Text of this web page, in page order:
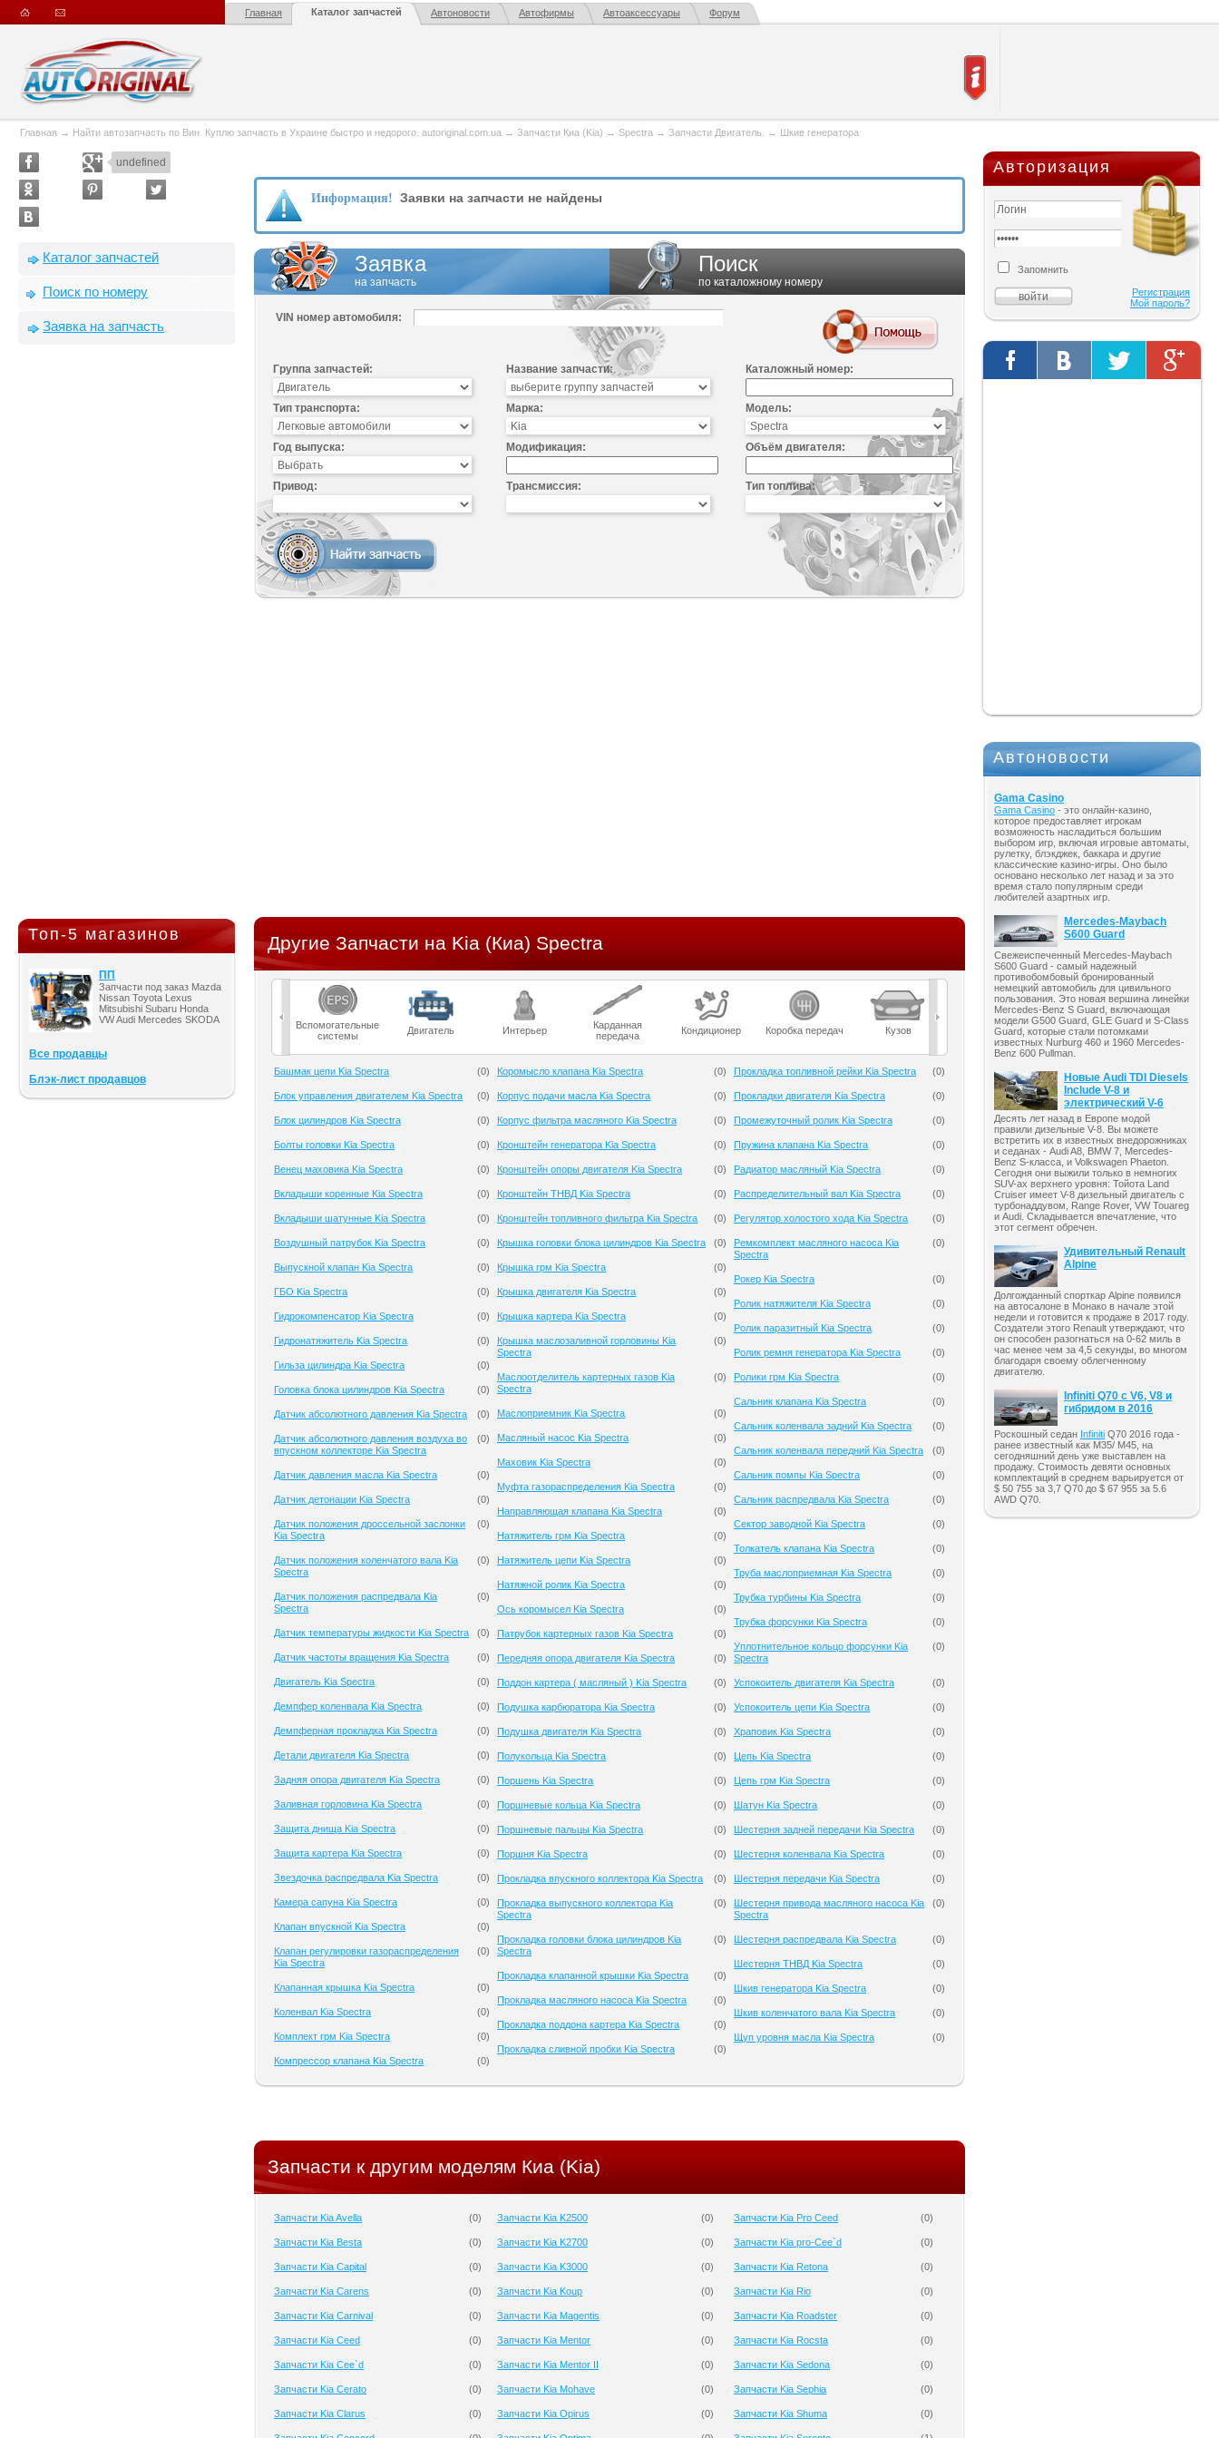
Главная Каталог запчастей Автоновости Автофирмы Автоаксессуары Форум
Главная → Найти автозапчасть по Вин. Куплю запчасть в Украине быстро и недорого. autoriginal.com.ua → Запчасти Киа (Kia) → Spectra → Запчасти Двигатель. → Шкив генератора
undefined
Каталог запчастей
Поиск по номеру
Заявка на запчасть
Топ-5 магазинов
ПП
Запчасти под заказ Mazda
Nissan Toyota Lexus
Mitsubishi Subaru Honda
VW Audi Mercedes SKODA
Все продавцы
Блэк-лист продавцов
Информация! Заявки на запчасти не найдены
Заявка
на запчасть
Поиск
по каталожному номеру
VIN номер автомобиля:
Группа запчастей: Название запчасти: Каталожный номер:
Тип транспорта: Марка: Модель:
Год выпуска: Модификация: Объём двигателя:
Привод: Трансмиссия: Тип топлива:
Другие Запчасти на Kia (Киа) Spectra
Вспомогательные
системы
Двигатель Интерьер
Карданная
передача
Кондиционер Коробка передач Кузов Масла Мост
Башмак цепи Kia Spectra (0)
Блок управления двигателем Kia Spectra (0)
Блок цилиндров Kia Spectra (0)
Болты головки Kia Spectra (0)
Венец маховика Kia Spectra (0)
Вкладыши коренные Kia Spectra (0)
Вкладыши шатунные Kia Spectra (0)
Воздушный патрубок Kia Spectra (0)
Выпускной клапан Kia Spectra (0)
ГБО Kia Spectra (0)
Гидрокомпенсатор Kia Spectra (0)
Гидронатяжитель Kia Spectra (0)
Гильза цилиндра Kia Spectra (0)
Головка блока цилиндров Kia Spectra (0)
Датчик абсолютного давления Kia Spectra (0)
Датчик абсолютного давления воздуха во
впускном коллекторе Kia Spectra
(0)
Датчик давления масла Kia Spectra (0)
Датчик детонации Kia Spectra (0)
Датчик положения дроссельной заслонки
Kia Spectra
(0)
Датчик положения коленчатого вала Kia
Spectra
(0)
Датчик положения распредвала Kia
Spectra
(0)
Датчик температуры жидкости Kia Spectra (0)
Датчик частоты вращения Kia Spectra (0)
Двигатель Kia Spectra (0)
Демпфер коленвала Kia Spectra (0)
Демпферная прокладка Kia Spectra (0)
Детали двигателя Kia Spectra (0)
Задняя опора двигателя Kia Spectra (0)
Заливная горловина Kia Spectra (0)
Защита днища Kia Spectra (0)
Защита картера Kia Spectra (0)
Звездочка распредвала Kia Spectra (0)
Камера сапуна Kia Spectra (0)
Клапан впускной Kia Spectra (0)
Клапан регулировки газораспределения
Kia Spectra
(0)
Клапанная крышка Kia Spectra (0)
Коленвал Kia Spectra (0)
Комплект грм Kia Spectra (0)
Компрессор клапана Kia Spectra (0)
Коромысло клапана Kia Spectra (0)
Корпус подачи масла Kia Spectra (0)
Корпус фильтра масляного Kia Spectra (0)
Кронштейн генератора Kia Spectra (0)
Кронштейн опоры двигателя Kia Spectra (0)
Кронштейн ТНВД Kia Spectra (0)
Кронштейн топливного фильтра Kia Spectra (0)
Крышка головки блока цилиндров Kia Spectra (0)
Крышка грм Kia Spectra (0)
Крышка двигателя Kia Spectra (0)
Крышка картера Kia Spectra (0)
Крышка маслозаливной горловины Kia
Spectra
(0)
Маслоотделитель картерных газов Kia
Spectra
(0)
Маслоприемник Kia Spectra (0)
Масляный насос Kia Spectra (0)
Маховик Kia Spectra (0)
Муфта газораспределения Kia Spectra (0)
Направляющая клапана Kia Spectra (0)
Натяжитель грм Kia Spectra (0)
Натяжитель цепи Kia Spectra (0)
Натяжной ролик Kia Spectra (0)
Ось коромысел Kia Spectra (0)
Патрубок картерных газов Kia Spectra (0)
Передняя опора двигателя Kia Spectra (0)
Поддон картера ( масляный ) Kia Spectra (0)
Подушка карбюратора Kia Spectra (0)
Подушка двигателя Kia Spectra (0)
Полукольца Kia Spectra (0)
Поршень Kia Spectra (0)
Поршневые кольца Kia Spectra (0)
Поршневые пальцы Kia Spectra (0)
Поршня Kia Spectra (0)
Прокладка впускного коллектора Kia Spectra (0)
Прокладка выпускного коллектора Kia
Spectra
(0)
Прокладка головки блока цилиндров Kia
Spectra
(0)
Прокладка клапанной крышки Kia Spectra (0)
Прокладка масляного насоса Kia Spectra (0)
Прокладка поддона картера Kia Spectra (0)
Прокладка сливной пробки Kia Spectra (0)
Прокладка топливной рейки Kia Spectra (0)
Прокладки двигателя Kia Spectra (0)
Промежуточный ролик Kia Spectra (0)
Пружина клапана Kia Spectra (0)
Радиатор масляный Kia Spectra (0)
Распределительный вал Kia Spectra (0)
Регулятор холостого хода Kia Spectra (0)
Ремкомплект масляного насоса Kia
Spectra
(0)
Рокер Kia Spectra (0)
Ролик натяжителя Kia Spectra (0)
Ролик паразитный Kia Spectra (0)
Ролик ремня генератора Kia Spectra (0)
Ролики грм Kia Spectra (0)
Сальник клапана Kia Spectra (0)
Сальник коленвала задний Kia Spectra (0)
Сальник коленвала передний Kia Spectra (0)
Сальник помпы Kia Spectra (0)
Сальник распредвала Kia Spectra (0)
Сектор заводной Kia Spectra (0)
Толкатель клапана Kia Spectra (0)
Труба маслоприемная Kia Spectra (0)
Трубка турбины Kia Spectra (0)
Трубка форсунки Kia Spectra (0)
Уплотнительное кольцо форсунки Kia
Spectra
(0)
Успокоитель двигателя Kia Spectra (0)
Успокоитель цепи Kia Spectra (0)
Храповик Kia Spectra (0)
Цепь Kia Spectra (0)
Цепь грм Kia Spectra (0)
Шатун Kia Spectra (0)
Шестерня задней передачи Kia Spectra (0)
Шестерня коленвала Kia Spectra (0)
Шестерня передачи Kia Spectra (0)
Шестерня привода масляного насоса Kia
Spectra
(0)
Шестерня распредвала Kia Spectra (0)
Шестерня ТНВД Kia Spectra (0)
Шкив генератора Kia Spectra (0)
Шкив коленчатого вала Kia Spectra (0)
Щуп уровня масла Kia Spectra (0)
Запчасти к другим моделям Киа (Kia)
Запчасти Kia Avella (0)
Запчасти Kia Besta (0)
Запчасти Kia Capital (0)
Запчасти Kia Carens (0)
Запчасти Kia Carnival (0)
Запчасти Kia Ceed (0)
Запчасти Kia Cee`d (0)
Запчасти Kia Cerato (0)
Запчасти Kia Clarus (0)
Запчасти Kia K2500 (0)
Запчасти Kia K2700 (0)
Запчасти Kia K3000 (0)
Запчасти Kia Koup (0)
Запчасти Kia Magentis (0)
Запчасти Kia Mentor (0)
Запчасти Kia Mentor II (0)
Запчасти Kia Mohave (0)
Запчасти Kia Opirus (0)
Запчасти Kia Pro Ceed (0)
Запчасти Kia pro-Cee`d (0)
Запчасти Kia Retona (0)
Запчасти Kia Rio (0)
Запчасти Kia Roadster (0)
Запчасти Kia Rocsta (0)
Запчасти Kia Sedona (0)
Запчасти Kia Sephia (0)
Запчасти Kia Shuma (0)
Авторизация
Запомнить
Регистрация
Мой пароль?
Автоновости
Gama Casino
Gama Casino - это онлайн-казино,
которое предоставляет игрокам
возможность насладиться большим
выбором игр, включая игровые автоматы,
рулетку, блэкджек, баккара и другие
классические казино-игры. Оно было
основано несколько лет назад и за это
время стало популярным среди
любителей азартных игр.
Mercedes-Maybach
S600 Guard
Свежеиспеченный Mercedes-Maybach
S600 Guard - самый надежный
противобомбовый бронированный
немецкий автомобиль для цивильного
пользования. Это новая вершина линейки
Mercedes-Benz S Guard, включающая
модели G500 Guard, GLE Guard и S-Class
Guard, которые стали потомками
известных Nurburg 460 и 1960 Mercedes-
Benz 600 Pullman.
Новые Audi TDI Diesels
Include V-8 и
электрический V-6
Десять лет назад в Европе модой
правили дизельные V-8. Вы можете
встретить их в известных внедорожниках
и седанах - Audi A8, BMW 7, Mercedes-
Benz S-класса, и Volkswagen Phaeton.
Сегодня они выжили только в немногих
SUV-ах верхнего уровня: Тойота Land
Cruiser имеет V-8 дизельный двигатель с
турбонаддувом, Range Rover, VW Touareg
и Audi. Складывается впечатление, что
этот сегмент обречен.
Удивительный Renault
Alpine
Долгожданный спорткар Alpine появился
на автосалоне в Монако в начале этой
недели и готовится к продаже в 2017 году.
Создатели этого Renault утверждают, что
он способен разогнаться на 0-62 миль в
час менее чем за 4,5 секунды, во многом
благодаря своему облегченному
двигателю.
Infiniti Q70 с V6, V8 и
гибридом в 2016
Роскошный седан Infiniti Q70 2016 года -
ранее известный как M35/ M45, на
сегодняшний день уже выставлен на
продажу. Стоимость девяти основных
комплектаций в среднем варьируется от
$ 50 755 за 3,7 Q70 до $ 67 955 за 5.6
AWD Q70.